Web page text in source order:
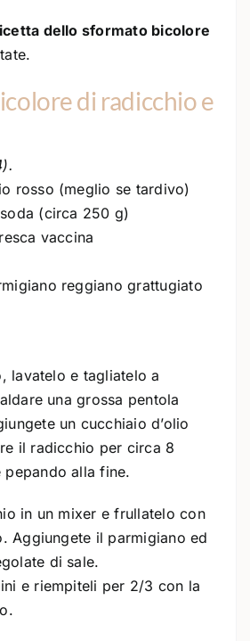
dello sformato bicolore
di radicchio e
rosso (meglio se tardivo)
(circa 250 g)
vaccina
reggiano grattugiato
lavatelo e tagliatelo a
una grossa pentola
un cucchiaio d’olio
il radicchio per circa 8
pepando alla fine.
in un mixer e frullatelo con
Aggiungete il parmigiano ed
di sale.
e riempiteli per 2/3 con la